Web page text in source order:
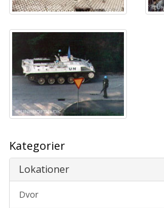
Kategorier
Lokationer
Dvor